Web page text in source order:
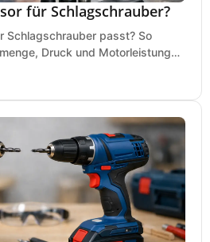
für Schlagschrauber?
Schlagschrauber passt? So
Druck und Motorleistung